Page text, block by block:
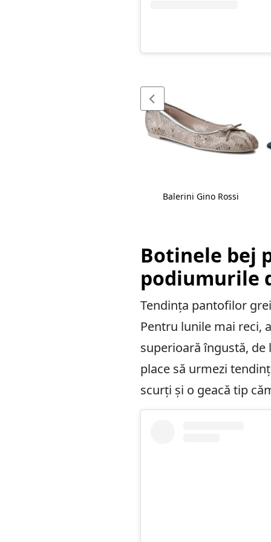
Balerini Gino Rossi
Botinele bej
podiumurile
Tendința pantofilor
Pentru lunile mai reci,
superioară îngustă, de
place să urmezi
scurți și o geacă tip